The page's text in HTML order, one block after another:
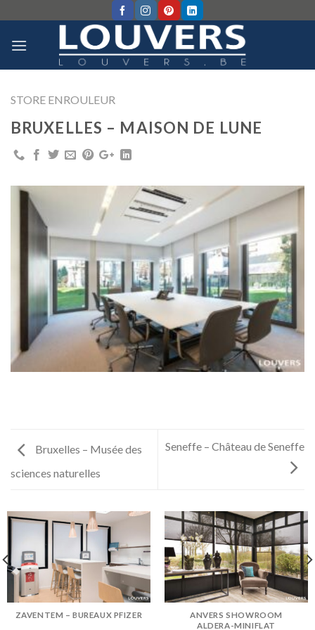
content
STORE ENROULEUR
BRUXELLES – MAISON DE LUNE
Bruxelles – Musée des
sciences naturelles
Seneffe – Château de Seneffe
ZAVENTEM – BUREAUX PFIZER
ANVERS SHOWROOM
ALDERA-MINIFLAT